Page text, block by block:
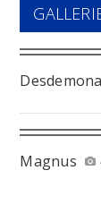
Desdemona
Magnus